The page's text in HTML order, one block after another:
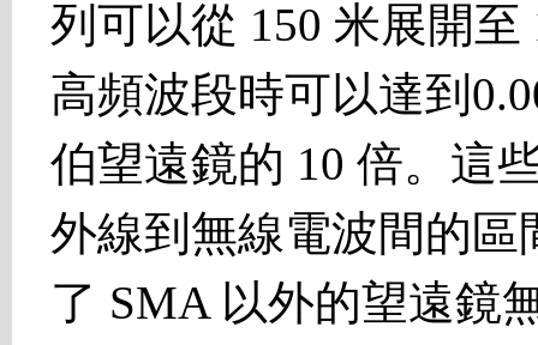
列可以從 150 米展開
高頻波段時可以達到
伯望遠鏡的 10 倍。這
外線到無線電波間的區
了 SMA 以外的望遠鏡